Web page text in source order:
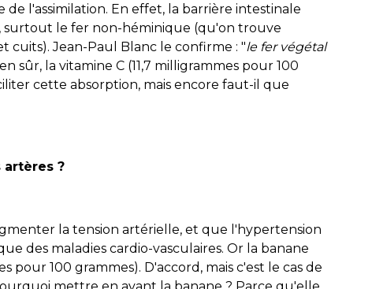
l'assimilation. En effet, la barrière intestinale
, surtout le fer non-héminique (qu'on trouve
cuits). Jean-Paul Blanc le confirme : "le fer végétal
sûr, la vitamine C (11,7 milligrammes pour 100
cette absorption, mais encore faut-il que
artères ?
la tension artérielle, et que l'hypertension
des maladies cardio-vasculaires. Or la banane
pour 100 grammes). D'accord, mais c'est le cas de
mettre en avant la banane ? Parce qu'elle